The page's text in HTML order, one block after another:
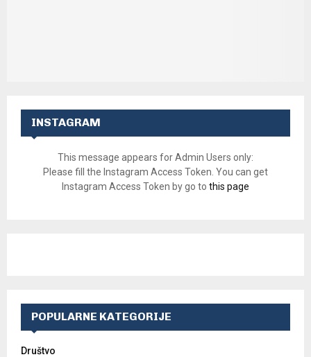
INSTAGRAM
This message appears for Admin Users only:
Please fill the Instagram Access Token. You can get
Instagram Access Token by go to this page
POPULARNE KATEGORIJE
Društvo